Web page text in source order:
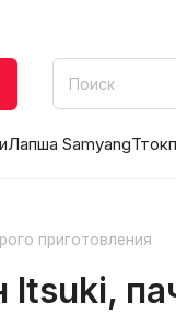
Лапша Samyang
приготовления